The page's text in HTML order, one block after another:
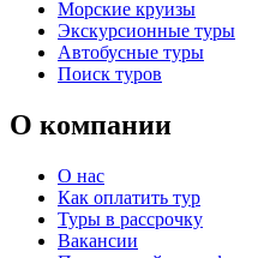
Морские круизы
Экскурсионные туры
Автобусные туры
Поиск туров
О компании
О нас
Как оплатить тур
Туры в рассрочку
Вакансии